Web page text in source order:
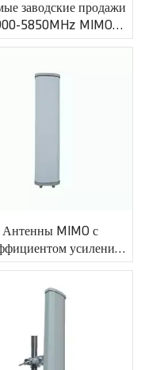
заводские продажи
5850MHz MIMO
с SMA женщины
Антенны MIMO с
усиления
и разъемом N XMR-